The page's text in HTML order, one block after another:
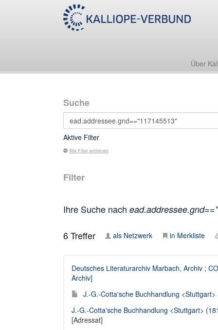
Über
Suche
Aktive Filter
Alle Filter entfernen
Filter
Ihre Suche nach
6Treffer als Netzwerk in Merkliste
Deutsches Literaturarchiv Marbach, Archiv ;
Archiv]
J.-G.-Cotta'sche Buchhandlung
J.-G.-Cotta'sche Buchhandlung <Stuttgart>
[Adressat]